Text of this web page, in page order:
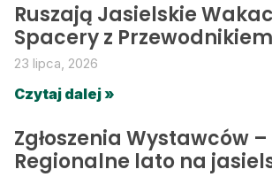
Ruszają Jasielskie
Spacery z
23 lipca, 2026
Czytaj dalej »
Zgłoszenia Wystawców –
Regionalne lato na